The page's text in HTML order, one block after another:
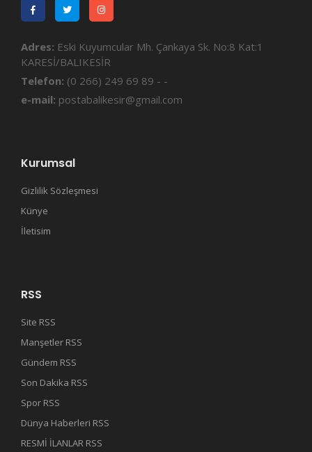
Adres: Eski Kuyumcular Mh. Çankaya Sk. No:8 Kat:1
KARESİ/BALIKESİR
Telefon: (0 266) 249 69 89 - -
e-mail: postabalikesir@gmail.com
Kurumsal
Gizlilik Sözleşmesi
Künye
İletisim
RSS
Site RSS
Manşetler RSS
Gündem RSS
Son Dakika RSS
Spor RSS
Dünya Haberleri RSS
RESMİ İLANLAR RSS